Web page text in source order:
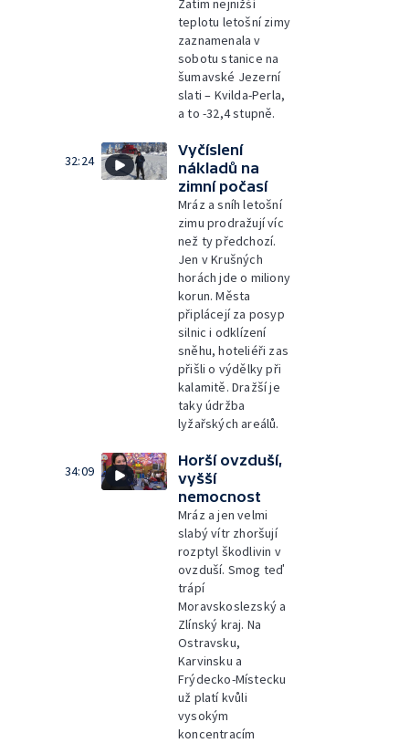
Zatím nejnižší
teplotu letošní zimy
zaznamenala v
sobotu stanice na
šumavské Jezerní
slati – Kvilda-Perla,
a to -32,4 stupně.
32:24
Vyčíslení
nákladů na
zimní počasí
Mráz a sníh letošní
zimu prodražují víc
než ty předchozí.
Jen v Krušných
horách jde o miliony
korun. Města
připlácejí za posyp
silnic i odklízení
sněhu, hoteliéři zas
přišli o výdělky při
kalamitě. Dražší je
taky údržba
lyžařských areálů.
34:09
Horší ovzduší,
vyšší
nemocnost
Mráz a jen velmi
slabý vítr zhoršují
rozptyl škodlivin v
ovzduší. Smog teď
trápí
Moravskoslezský a
Zlínský kraj. Na
Ostravsku,
Karvinsku a
Frýdecko-Místecku
už platí kvůli
vysokým
koncentracím